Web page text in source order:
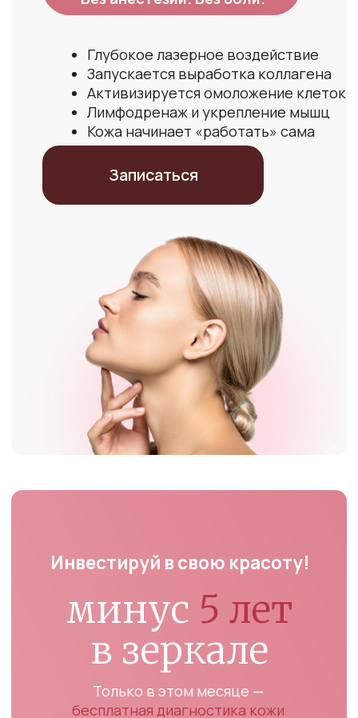
квалифицированными
врачами-косметологами на
аппарате Fotona (мировой
лидер в омоложении)
Безопасно
Подходит для всех типов
кожи